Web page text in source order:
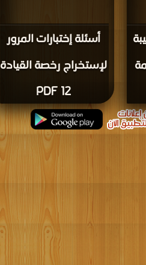
أسئلة إختبارات المرور
لإستخراج رخصة القيادة
12 PDF